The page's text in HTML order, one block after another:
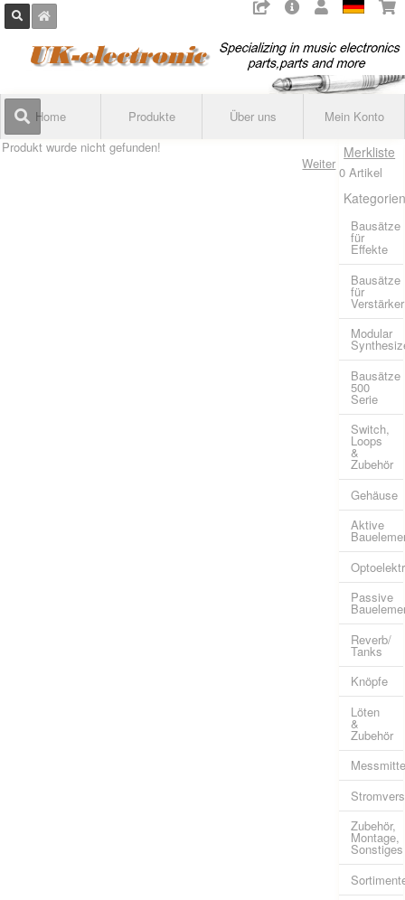
Home Produkte Über uns
Mein Konto
Produkt wurde nicht gefunden!
Weiter
Merkliste
0 Artikel
Bausätze
für
Effekte
Bausätze
für
Verstärker
Modular
Bausätze
500
Serie
Switch,
Loops
&
Zubehör
Gehäuse
Aktive
Passive
Reverb/
Tanks
Knöpfe
Löten
&
Zubehör
Zubehör,
Montage,
Sonstiges